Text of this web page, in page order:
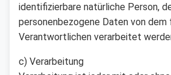
identifizierbare natürliche Person,
personenbezogene Daten von dem
Verantwortlichen verarbeitet
c) Verarbeitung